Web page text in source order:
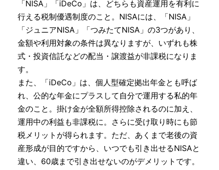
「NISA」「iDeCo」は、どちらも資産運用を有利に
行える税制優遇制度のこと。NISAには、「NISA」
「ジュニアNISA」「つみたてNISA」の3つがあり、
金額や利用対象の条件は異なりますが、いずれも株
式・投資信託などの配当・譲渡益が非課税になりま
す。
また、「iDeCo」は、個人型確定拠出年金とも呼ば
れ、公的な年金にプラスして自分で運用する私的年
金のこと。掛け金が全額所得控除されるのに加え、
運用中の利益も非課税に。さらに受け取り時にも節
税メリットが得られます。ただ、あくまで老後の資
産形成が目的ですから、いつでも引き出せるNISAと
違い、60歳まで引き出せないのがデメリットです。